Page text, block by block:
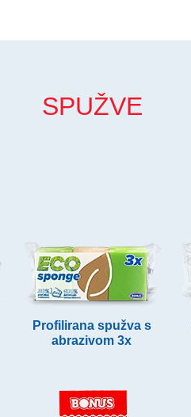
SPUŽVE
Profilirana spužva s
abrazivom 3x